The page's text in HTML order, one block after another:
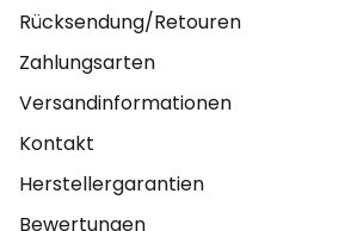
Rücksendung/Retouren
Zahlungsarten
Versandinformationen
Kontakt
Herstellergarantien
Bewertungen